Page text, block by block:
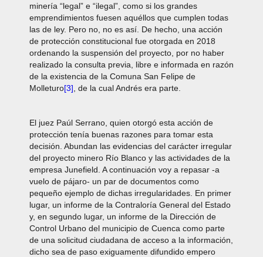
minería “legal” e “ilegal”, como si los grandes
emprendimientos fuesen aquéllos que cumplen todas
las de ley. Pero no, no es así. De hecho, una acción
de protección constitucional fue otorgada en 2018
ordenando la suspensión del proyecto, por no haber
realizado la consulta previa, libre e informada en razón
de la existencia de la Comuna San Felipe de
Molleturo[3] , de la cual Andrés era parte.
El juez Paúl Serrano, quien otorgó esta acción de
protección tenía buenas razones para tomar esta
decisión. Abundan las evidencias del carácter irregular
del proyecto minero Río Blanco y las actividades de la
empresa Junefield. A continuación voy a repasar -a
vuelo de pájaro- un par de documentos como
pequeño ejemplo de dichas irregularidades. En primer
lugar, un informe de la Contraloría General del Estado
y, en segundo lugar, un informe de la Dirección de
Control Urbano del municipio de Cuenca como parte
de una solicitud ciudadana de acceso a la información,
dicho sea de paso exiguamente difundido empero